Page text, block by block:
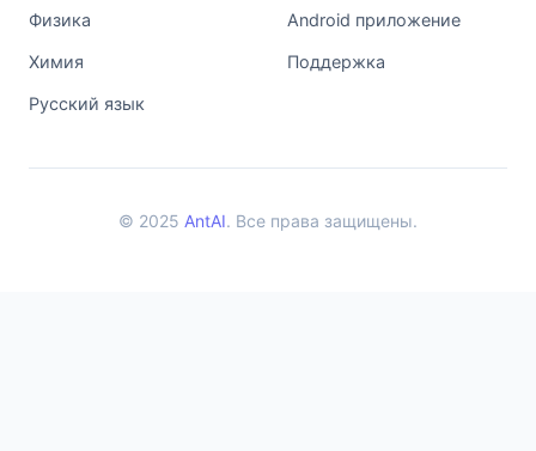
Физика
Химия
Русский язык
Android приложение
Поддержка
© 2025 AntAI. Все права защищены.